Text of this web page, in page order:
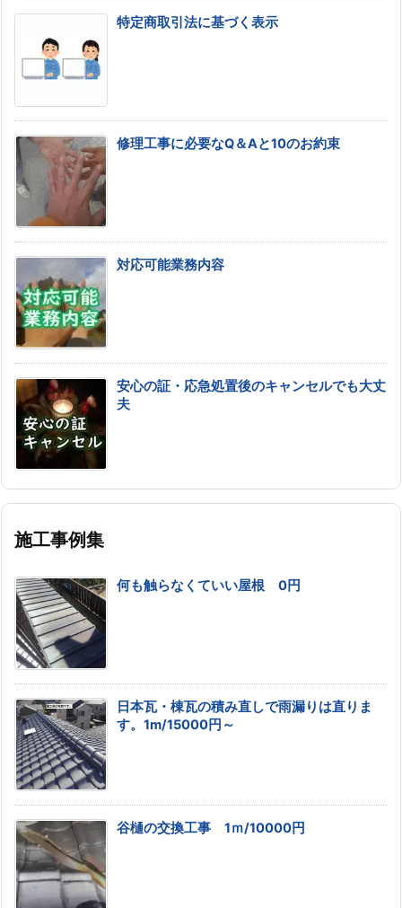
特定商取引法に基づく表示
修理工事に必要なQ＆Aと10のお約束
対応可能業務内容
安心の証・応急処置後のキャンセルでも大丈
夫
施工事例集
何も触らなくていい屋根 0円
日本瓦・棟瓦の積み直しで雨漏りは直りま
す。1m/15000円～
谷樋の交換工事 1ｍ/10000円